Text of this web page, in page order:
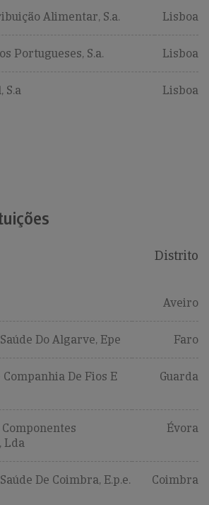
Alimentar, S.a. Lisboa
Portugueses, S.a. Lisboa
S.a Lisboa
Distrito
Aveiro
Do Algarve, Epe Faro
De Fios E
Guarda
Lda
Évora
De Coimbra, E.p.e. Coimbra